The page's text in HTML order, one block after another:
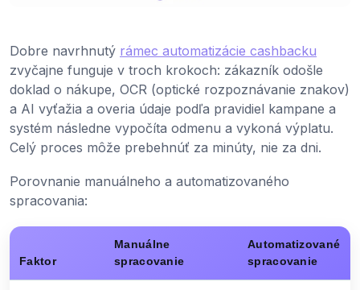
Dobre navrhnutý rámec automatizácie cashbacku
zvyčajne funguje v troch krokoch: zákazník odošle
doklad o nákupe, OCR (optické rozpoznávanie znakov)
a AI vyťažia a overia údaje podľa pravidiel kampane a
systém následne vypočíta odmenu a vykoná výplatu.
Celý proces môže prebehnúť za minúty, nie za dni.
Porovnanie manuálneho a automatizovaného
spracovania:
Faktor
Manuálne
spracovanie
Automatizované
spracovanie